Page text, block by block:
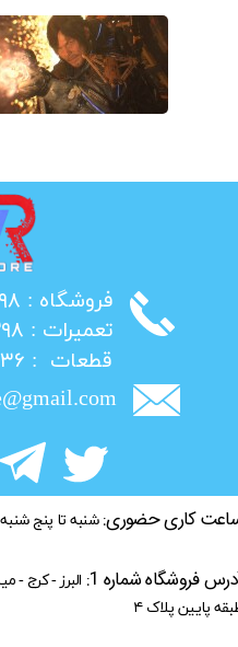
​فروشگاه : ۰۲۶۳۲۲۲۲۲۹۸
​تعمیرات : ۰۲۶۳۲۲۰۲۲۹۸
​قطعات : ۰۲۱۳۶۳۴۹۹۳۶
کاری حضوری: شنبه تا پنج شنبه – ۹:۳۰ صبح الی
فروشگاه شماره 1:
البرز - کرج -
پایین پلاک ۴